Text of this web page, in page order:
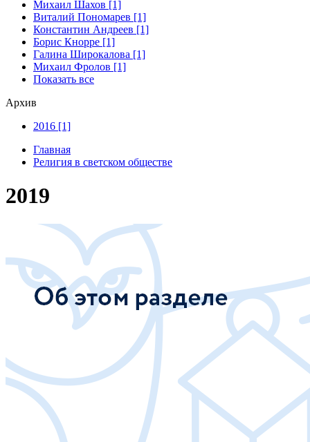
Михаил Шахов [1]
Виталий Пономарев [1]
Константин Андреев [1]
Борис Кнорре [1]
Галина Широкалова [1]
Михаил Фролов [1]
Показать все
Архив
2016 [1]
Главная
Религия в светском обществе
2019